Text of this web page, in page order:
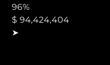
96%
$ 94,424,404
➤